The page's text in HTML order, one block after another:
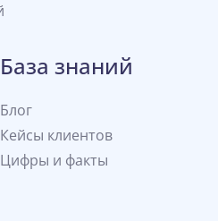
База знаний
Блог
Кейсы клиентов
Цифры и факты